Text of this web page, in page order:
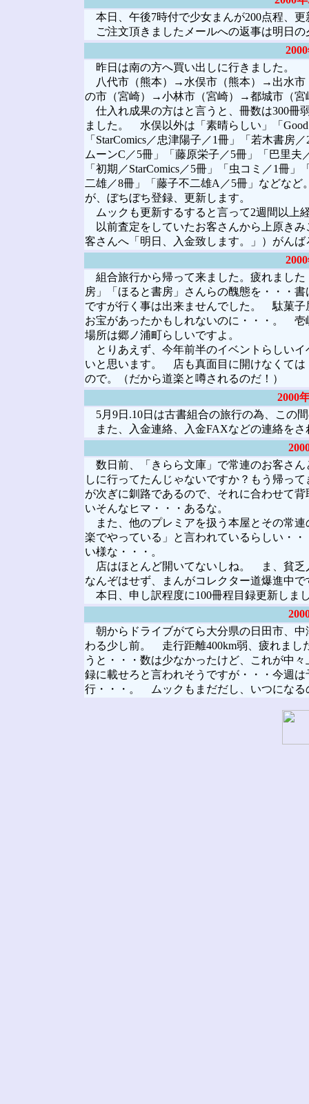
本日、午後7時付で少女まんが200点程、更
ご注文頂きましたメールへの返事は明日
昨日は南の方へ買い出しに行きました。
八代市（熊本）→水俣市（熊本）→出水
の市（宮崎）→小林市（宮崎）→都城市（宮
仕入れ成果の方はと言うと、冊数は300冊
ました。 水俣以外は「素晴らしい」「
「StarComics／忠津陽子／1冊」「若木書房
ムーンC／5冊」「藤原栄子／5冊」「巴里
「初期／StarComics／5冊」「虫コミ／1冊
二雄／8冊」「藤子不二雄A／5冊」などな
が、ぼちぼち登録、更新します。
ムックも更新するすると言って2週間以上
以前査定をしていたお客さんから上原き
客さんへ「明日、入金致します。」）がんば
組合旅行から帰って来ました。疲れまし
房」「ほると書房」さんらの醜態を・・・
ですが行く事は出来ませんでした。 駄菓子
お宝があったかもしれないのに・・・。
場所は郷ノ浦町らしいですよ。
とりあえず、今年前半のイベントらしい
いと思います。 店も真面目に開けなくては
ので。（だから道楽と噂されるのだ！）
2000
5月9日.10日は古書組合の旅行の為、この
また、入金連絡、入金FAXなどの連絡をさ
数日前、「きらら文庫」で常連のお客さ
しに行ってたんじゃないですか？もう帰っ
が次ぎに釧路であるので、それに合わせて
いそんなヒマ・・・あるな。
また、他のプレミアを扱う本屋とその常
楽でやっている」と言われているらしい・
い様な・・・。
店はほとんど開いてないしね。 ま、貧乏
なんぞはせず、まんがコレクター道爆進中で
本日、申し訳程度に100冊程目録更新しま
朝からドライブがてら大分県の日田市、
わる少し前。 走行距離400km弱、疲れま
うと・・・数は少なかったけど、これが中
録に載せろと言われそうですが・・・今週
行・・・。 ムックもまだだし、いつになる